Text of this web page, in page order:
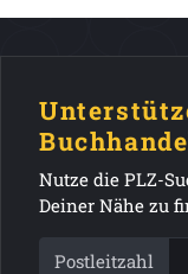
Nutze die PLZ-
Deiner Nähe zu
Postleitzahl